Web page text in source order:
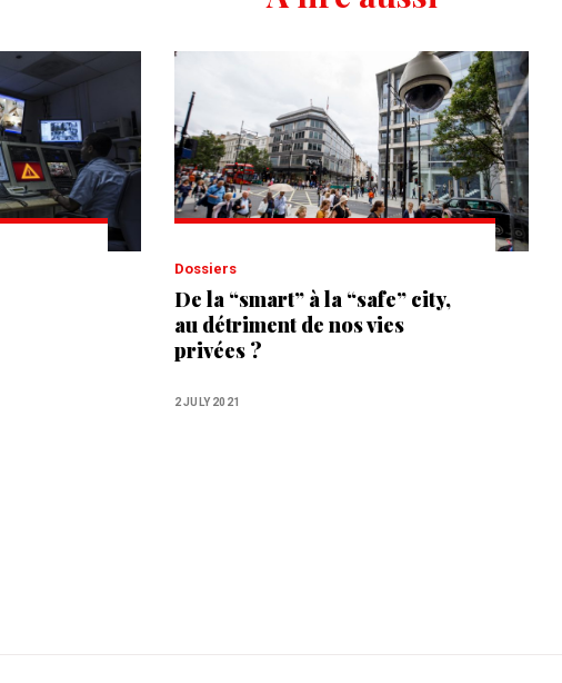
Dossiers
De la “smart” à la “safe” city,
au détriment de nos vies
privées ?
2 JULY 2021